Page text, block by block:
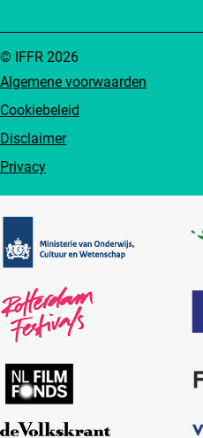
Algemene voorwaarden
Cookiebeleid
Disclaimer
Privacy
© IFFR 2026